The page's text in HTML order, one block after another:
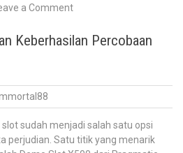
a Commenton
Demo:
Sebelum
Memainkan
Keberhasilan Percobaan
sudah menjadi salah satu opsi
perjudian. Satu titik yang menarik